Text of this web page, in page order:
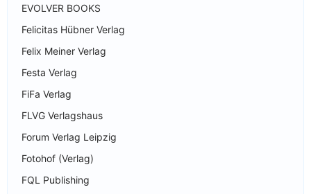
EVOLVER BOOKS
Felicitas Hübner Verlag
Felix Meiner Verlag
Festa Verlag
FiFa Verlag
FLVG Verlagshaus
Forum Verlag Leipzig
Fotohof (Verlag)
FQL Publishing